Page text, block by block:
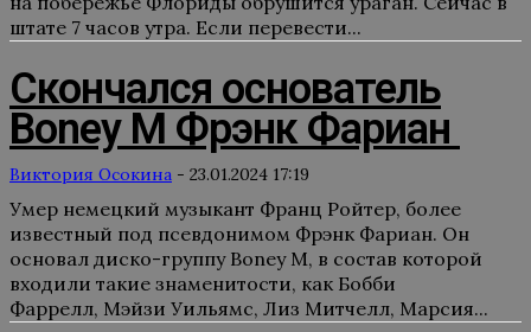
штате 7 часов утра. Если перевести...
Скончался основатель
Boney M Фрэнк Фариан
Виктория Осокина - 23.01.2024 17:19
Умер немецкий музыкант Франц Ройтер, более
известный под псевдонимом Фрэнк Фариан. Он
основал диско-группу Boney M, в состав которой
входили такие знаменитости, как Бобби
Фаррелл, Мэйзи Уильямс, Лиз Митчелл, Марсия...